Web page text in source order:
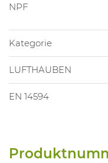
NPF
Kategorie
LUFTHAUBEN
EN 14594